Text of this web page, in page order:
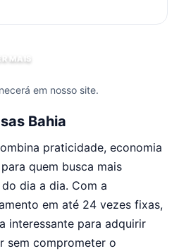
MAIS
em nosso site.
Bahia
praticidade, economia
quem busca mais
dia a dia. Com a
em até 24 vezes fixas,
interessante para adquirir
sem comprometer o